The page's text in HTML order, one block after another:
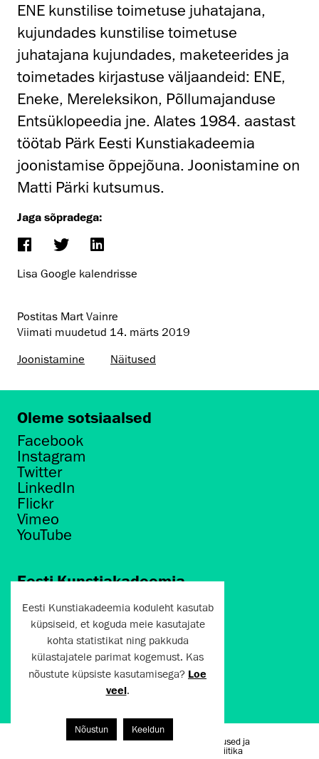
ENE kunstilise toimetuse juhatajana,
kujundades kunstilise toimetuse
juhatajana kujundades, maketeerides ja
toimetades kirjastuse väljaandeid: ENE,
Eneke, Mereleksikon, Põllumajanduse
Entsüklopeedia jne. Alates 1984. aastast
töötab Pärk Eesti Kunstiakadeemia
joonistamise õppejõuna. Joonistamine on
Matti Pärki kutsumus.
Jaga sõpradega:
Lisa Google kalendrisse
Postitas Mart Vainre
Viimati muudetud 14. märts 2019
Joonistamine
Näitused
Oleme sotsiaalsed
Facebook
Instagram
Twitter
LinkedIn
Flickr
Vimeo
YouTube
Eesti Kunstiakadeemia
Põhja puiestee 7
Tallinn 10412
artun@artun.ee
+372 6267301
Liitu uudiskirjaga!
Kasutustingimused ja
privaatsuspoliitika
Eesti Kunstiakadeemia koduleht kasutab
küpsiseid, et koguda meie kasutajate
kohta statistikat ning pakkuda
külastajatele parimat kogemust. Kas
nõustute küpsiste kasutamisega? Loe
veel.
Nõustun Keeldun